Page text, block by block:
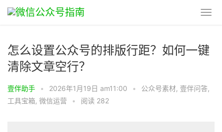
怎么设置公众号的排版行距？如何一键
清除文章空行？
壹伴助手 • 2026年1月19日 am11:00 • 公众号素材, 壹伴问答,
工具宝箱, 微信运营 • 阅读 282